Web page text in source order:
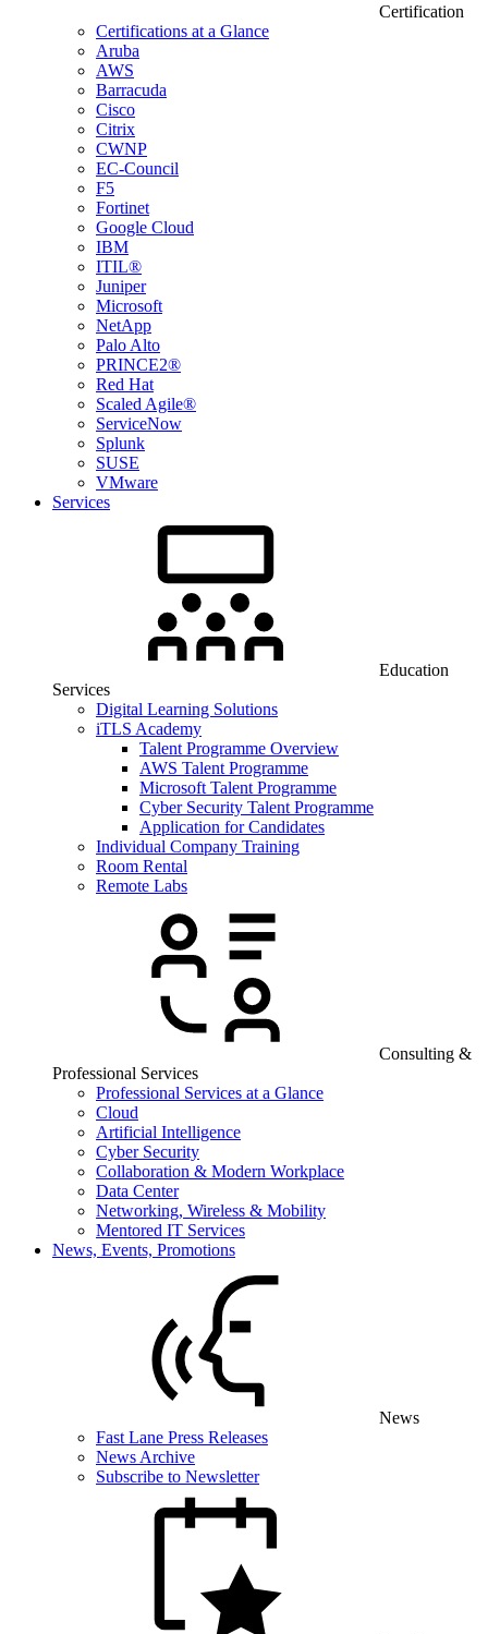
Certification
Certifications at a Glance
Aruba
AWS
Barracuda
Cisco
Citrix
CWNP
EC-Council
F5
Fortinet
Google Cloud
IBM
ITIL®
Juniper
Microsoft
NetApp
Palo Alto
PRINCE2®
Red Hat
Scaled Agile®
ServiceNow
Splunk
SUSE
VMware
Services
Education
Services
Digital Learning Solutions
iTLS Academy
Talent Programme Overview
AWS Talent Programme
Microsoft Talent Programme
Cyber Security Talent Programme
Application for Candidates
Individual Company Training
Room Rental
Remote Labs
Consulting &
Professional Services
Professional Services at a Glance
Cloud
Artificial Intelligence
Cyber Security
Collaboration & Modern Workplace
Data Center
Networking, Wireless & Mobility
Mentored IT Services
News, Events, Promotions
News
Fast Lane Press Releases
News Archive
Subscribe to Newsletter